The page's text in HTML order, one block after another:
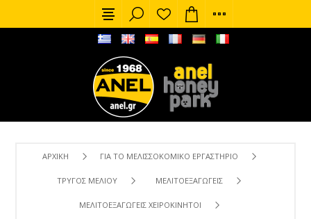
ΑΡΧΙΚΉ ΓΙΑ ΤΟ ΜΕΛΙΣΣΟΚΟΜΙΚΌ ΕΡΓΑΣΤΉΡΙΟ
ΤΡΎΓΟΣ ΜΕΛΙΟΎ ΜΕΛΙΤΟΕΞΑΓΩΓΕΊΣ
ΜΕΛΙΤΟΕΞΑΓΩΓΕΊΣ ΧΕΙΡΟΚΊΝΗΤΟΙ